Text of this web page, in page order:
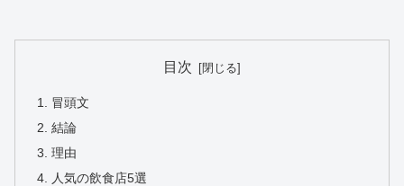
目次
冒頭文
結論
理由
人気の飲食店5選